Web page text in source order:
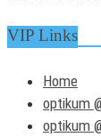
VIP Links
Home
optikum
optikum